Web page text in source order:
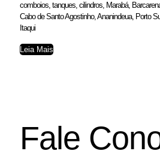
comboios, tanques, cilindros, Marabá,
Cabo de Santo Agostinho, Ananindeua, Porto
Itaqui
Leia Mais
Fale